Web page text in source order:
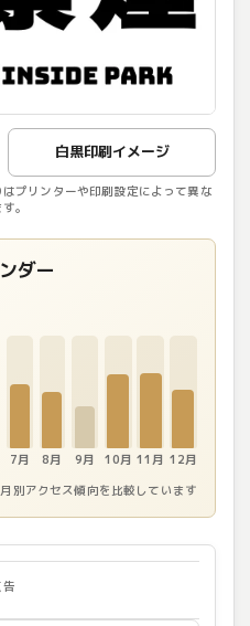
白黒印刷イメージ
プリンターや印刷設定によって異な
。
ています。
ダー
7月 8月 9月 10月 11月 12月
別アクセス傾向を比較しています
告